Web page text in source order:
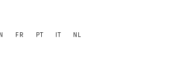
FR PT IT NL